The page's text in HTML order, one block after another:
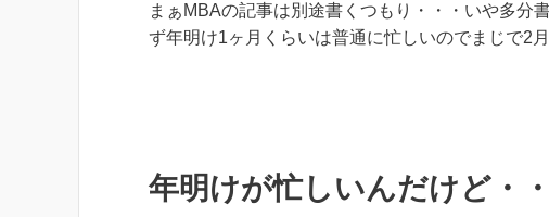
まぁMBAの記事は別途書くつもり・・・いや多分
ず年明け1ヶ月くらいは普通に忙しいのでまじで2
年明けが忙しいんだけど・・